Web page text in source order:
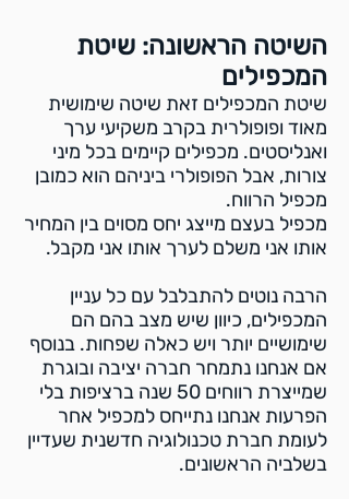
השיטה הראשונה: שיטת
המכפילים
שיטת המכפילים זאת שיטה שימושית
מאוד ופופולרית בקרב משקיעי ערך
ואנליסטים. מכפילים קיימים בכל מיני
צורות, אבל הפופולרי ביניהם הוא כמובן
מכפיל הרווח.
מכפיל בעצם מייצג יחס מסוים בין המחיר
אותו אני משלם לערך אותו אני מקבל.
הרבה נוטים להתבלבל עם כל עניין
המכפילים, כיוון שיש מצב בהם הם
שימושיים יותר ויש כאלה שפחות. בנוסף
אם אנחנו נתמחר חברה יציבה ובוגרת
שמייצרת רווחים 50 שנה ברציפות בלי
הפרעות אנחנו נתייחס למכפיל אחר
לעומת חברת טכנולוגיה חדשנית שעדיין
בשלביה הראשונים.